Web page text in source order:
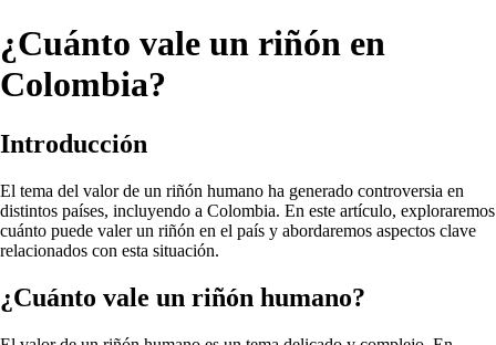
¿Cuánto vale un riñón en
Colombia?
Introducción
El tema del valor de un riñón humano ha generado controversia en
distintos países, incluyendo a Colombia. En este artículo, exploraremos
cuánto puede valer un riñón en el país y abordaremos aspectos clave
relacionados con esta situación.
¿Cuánto vale un riñón humano?